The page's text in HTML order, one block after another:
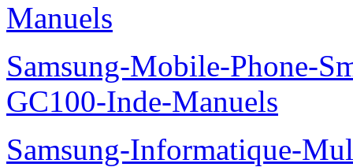
Manuels
Samsung-Mobile-Phone-
GC100-Inde-Manuels
Samsung-Informatique-